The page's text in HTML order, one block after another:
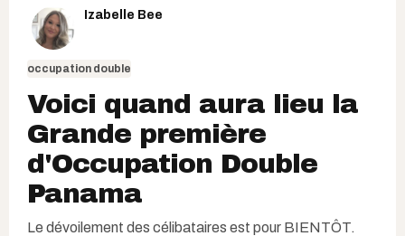
Izabelle Bee
occupation double
Voici quand aura lieu la
Grande première
d'Occupation Double
Panama
Le dévoilement des célibataires est pour BIENTÔT.